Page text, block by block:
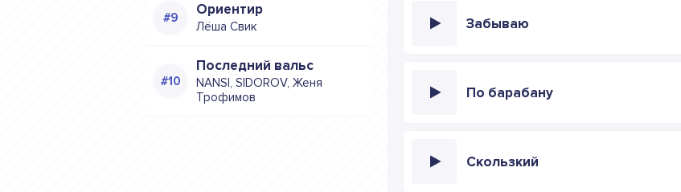
Ориентир
Лёша Свик
Последний вальс
NANSI, SIDOROV, Женя
Трофимов
Забываю
По барабану
Скользкий